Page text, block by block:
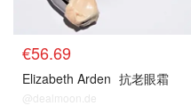
€56.69
Elizabeth Arden 抗老眼霜
@dealmoon.de